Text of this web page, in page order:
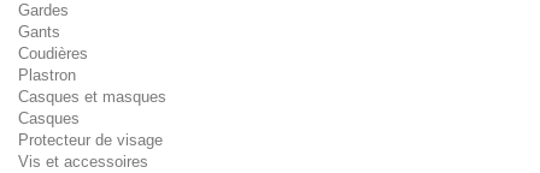
Gardes
Gants
Coudières
Plastron
Casques et masques
Casques
Protecteur de visage
Vis et accessoires